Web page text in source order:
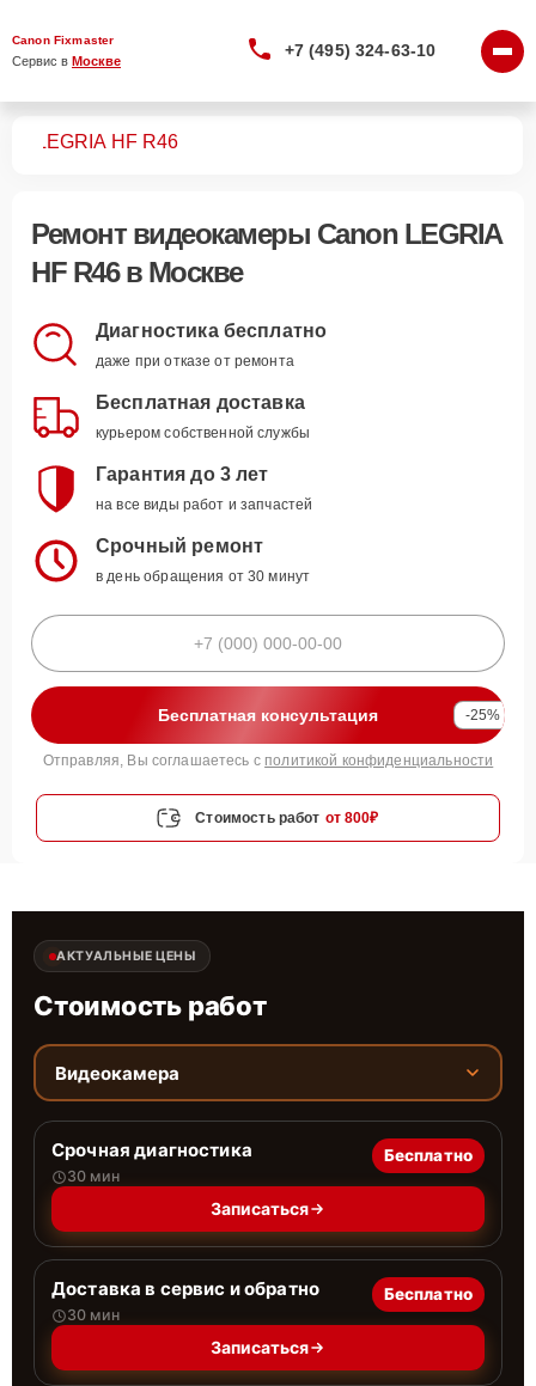
Canon Fixmaster
Сервис в Москве
+7 (495) 324-63-10
LEGRIA HF R46
Ремонт видеокамеры Canon LEGRIA
HF R46в Москве
Диагностика бесплатно
даже при отказе от ремонта
Бесплатная доставка
курьером собственной службы
Гарантия до 3 лет
на все виды работ и запчастей
Срочный ремонт
в день обращения от 30 минут
Бесплатная консультация -25%
Отправляя, Вы соглашаетесь с политикой конфиденциальности
Стоимость работ от 800₽
АКТУАЛЬНЫЕ ЦЕНЫ
Стоимость работ
Видеокамера
Срочная диагностика
30 мин
Бесплатно
Записаться
Доставка в сервис и обратно
30 мин
Бесплатно
Записаться